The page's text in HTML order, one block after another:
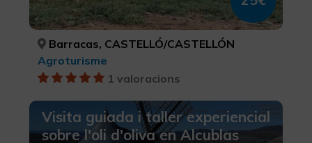
Barracas, CASTELLÓ/CASTELLÓN
Agroturisme
1 valoracions
Visita guiada i taller experiencial
sobre l'oli d'oliva en Alcublas